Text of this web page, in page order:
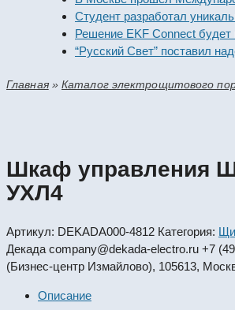
Студент разработал
Решение EKF Connect будет
“Русский Свет” поставил
Главная»Каталог электрощитового
Шкаф управления
УХЛ4
Артикул: DEKADA000-4812 Категория:
Декада company@dekada-electro.ru +7
(Бизнес-центр Измайлово), 105613,
Описание